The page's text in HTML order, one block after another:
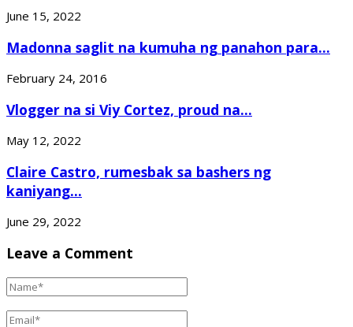
June 15, 2022
Madonna saglit na kumuha ng panahon para...
February 24, 2016
Vlogger na si Viy Cortez, proud na...
May 12, 2022
Claire Castro, rumesbak sa bashers ng
kaniyang...
June 29, 2022
Leave a Comment